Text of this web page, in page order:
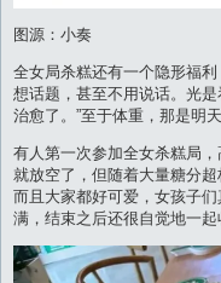
图源：小奏
全女局杀糕还有一个隐形福
想话题，甚至不用说话。光是
治愈了。”至于体重，那是明天
有人第一次参加全女杀糕局
就放空了，但随着大量糖分
而且大家都好可爱，女孩子
满，结束之后还很自觉地一起